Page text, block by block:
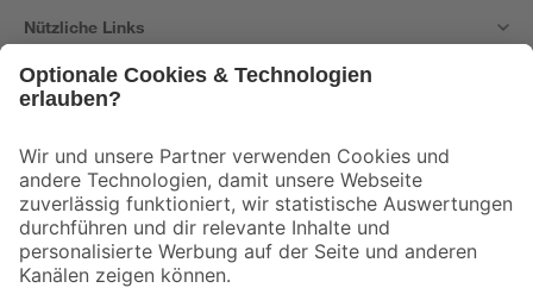
Nützliche Links
Der toom Newsletter: Keine Angebote und Aktionen mehr verpassen!
Zur Newsletter Anmeldung
Folge uns